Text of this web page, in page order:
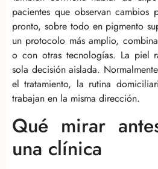
pacientes que observan cambios
pronto, sobre todo en pigmento
un protocolo más amplio,
o con otras tecnologías. La piel
sola decisión aislada.
el tratamiento, la rutina
trabajan en la misma dirección.
Qué mirar
una clínica